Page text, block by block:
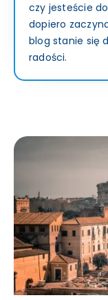
czy jesteście
dopiero
blog stanie się
radości.